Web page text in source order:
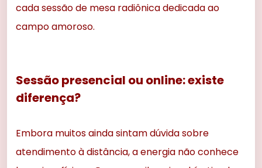
cada sessão de mesa radiônica dedicada ao
campo amoroso.
Sessão presencial ou online: existe
diferença?
Embora muitos ainda sintam dúvida sobre
atendimento à distância, a energia não conhece